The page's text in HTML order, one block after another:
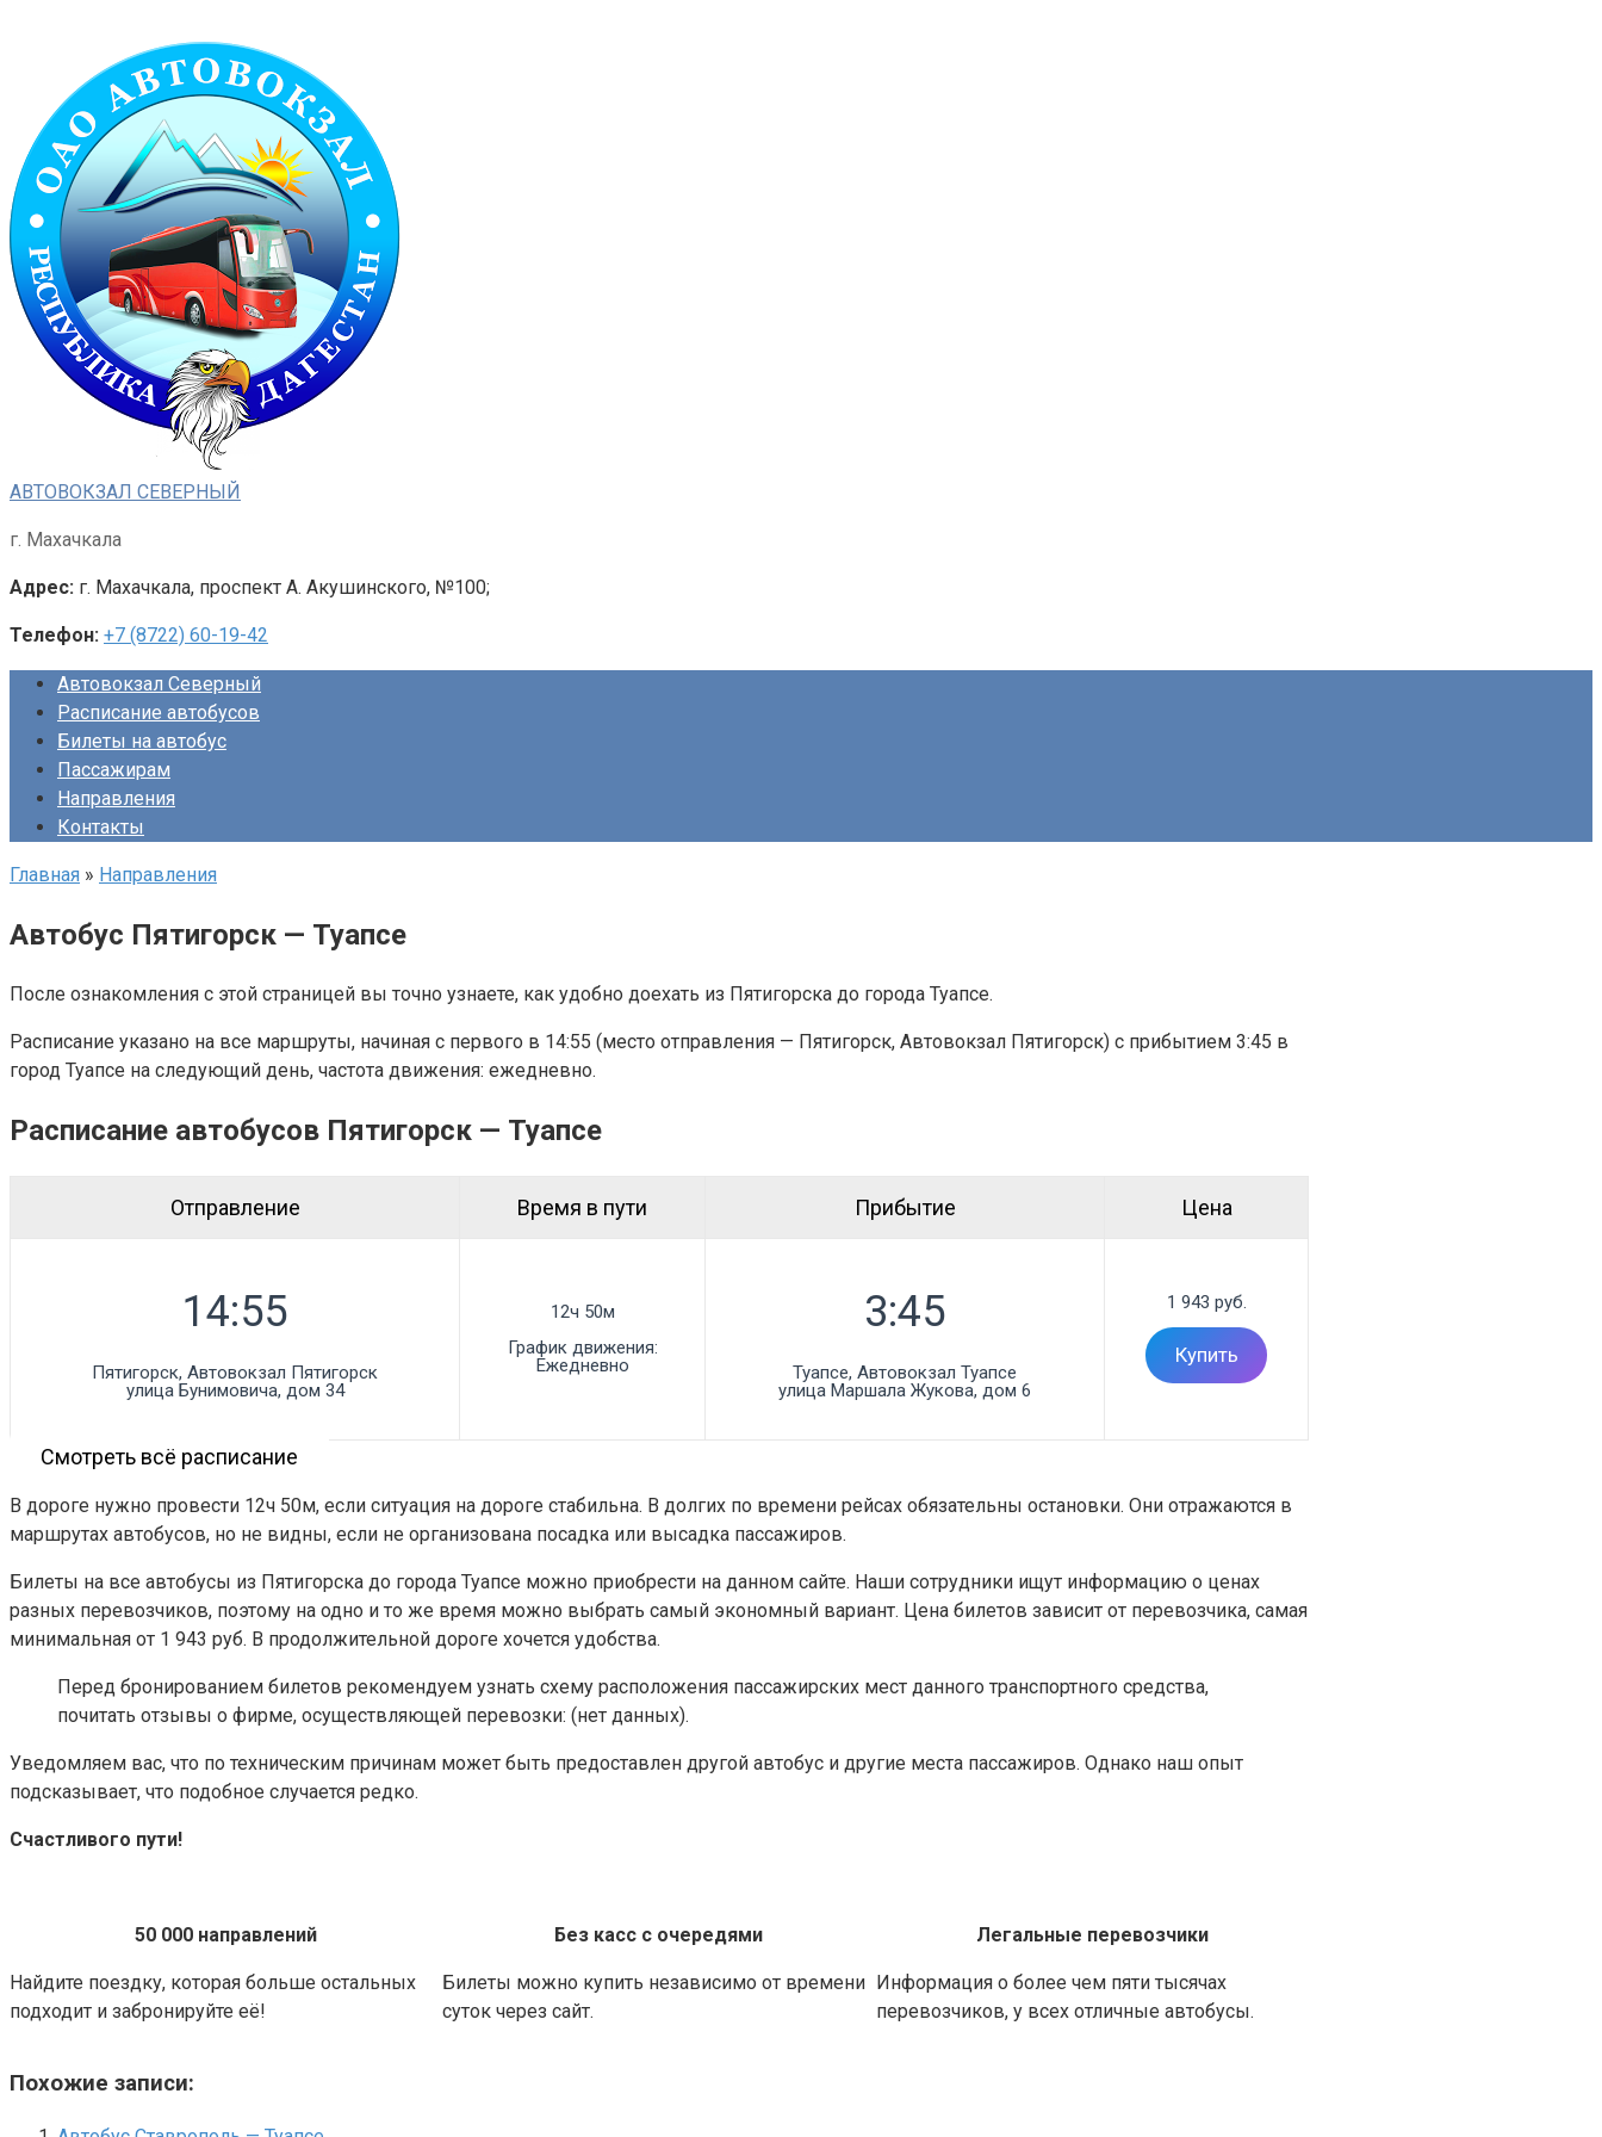
контенту
АВТОВОКЗАЛ СЕВЕРНЫЙ
г. Махачкала
Адрес: г. Махачкала, проспект А. Акушинского, №100;
Телефон: +7 (8722) 60-19-42
Автовокзал Северный
Расписание автобусов
Билеты на автобус
Пассажирам
Направления
Контакты
Главная » Направления
Автобус Пятигорск — Туапсе
После ознакомления с этой страницей вы точно узнаете, как удобно доехать из Пятигорска до города Туапсе.
Расписание указано на все маршруты, начиная с первого в 14:55 (место отправления — Пятигорск, Автовокзал Пятигорск) с прибытием 3:45 в
город Туапсе на следующий день, частота движения: ежедневно.
Расписание автобусов Пятигорск — Туапсе
Отправление Время в пути Прибытие Цена
Пятигорск, Автовокзал Пятигорск
улица Бунимовича, дом 34
12ч 50м
График движения:
Ежедневно
Туапсе, Автовокзал Туапсе
улица Маршала Жукова, дом 6
1 943 руб.
Купить
Смотреть всё расписание
В дороге нужно провести 12ч 50м, если ситуация на дороге стабильна. В долгих по времени рейсах обязательны остановки. Они отражаются в
маршрутах автобусов, но не видны, если не организована посадка или высадка пассажиров.
Билеты на все автобусы из Пятигорска до города Туапсе можно приобрести на данном сайте. Наши сотрудники ищут информацию о ценах
разных перевозчиков, поэтому на одно и то же время можно выбрать самый экономный вариант. Цена билетов зависит от перевозчика, самая
минимальная от 1 943 руб. В продолжительной дороге хочется удобства.
Перед бронированием билетов рекомендуем узнать схему расположения пассажирских мест данного транспортного средства,
почитать отзывы о фирме, осуществляющей перевозки: (нет данных).
Уведомляем вас, что по техническим причинам может быть предоставлен другой автобус и другие места пассажиров. Однако наш опыт
подсказывает, что подобное случается редко.
Счастливого пути!
50 000 направлений
Найдите поездку, которая больше остальных
подходит и забронируйте её!
Без касс с очередями
Билеты можно купить независимо от времени
суток через сайт.
Легальные перевозчики
Информация о более чем пяти тысячах
перевозчиков, у всех отличные автобусы.
Похожие записи: